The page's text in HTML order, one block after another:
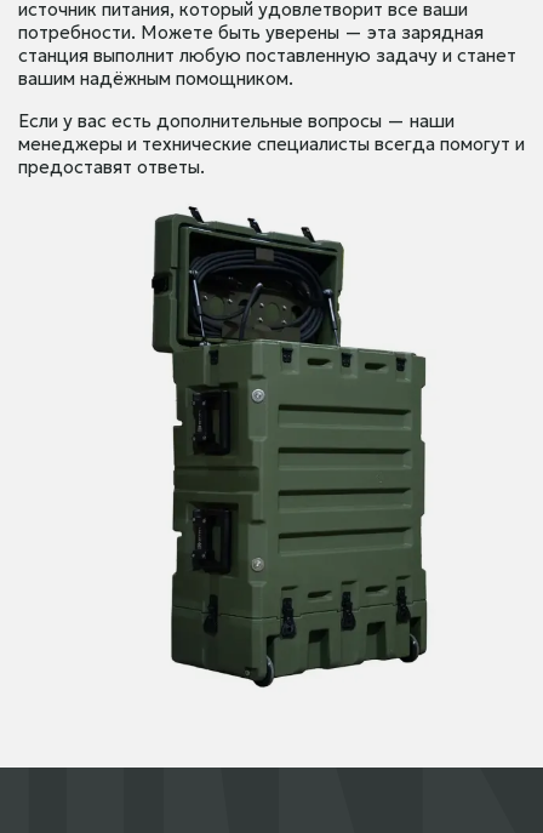
источник питания, который удовлетворит все ваши
потребности. Можете быть уверены — эта зарядная
станция выполнит любую поставленную задачу и станет
вашим надёжным помощником.
Если у вас есть дополнительные вопросы — наши
менеджеры и технические специалисты всегда помогут и
предоставят ответы.